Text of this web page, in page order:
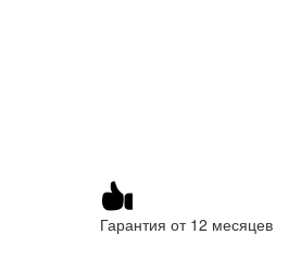
Гарантия от 12 месяцев